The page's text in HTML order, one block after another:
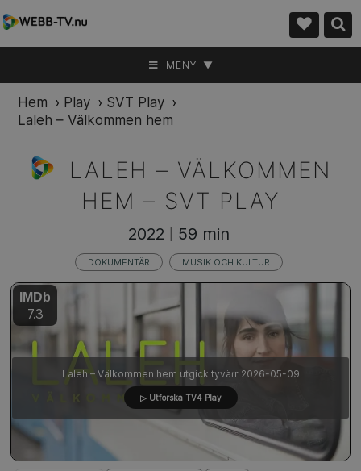
MENY ▼
Hem › Play › SVT Play ›
Laleh – Välkommen hem
LALEH – VÄLKOMMEN
HEM – SVT PLAY
Laleh – Välkommen hem utgick tyvärr 2026-05-09
▷ Utforska TV4 Play
2022 59 min
DOKUMENTÄR MUSIK OCH KULTUR
IMDb
7.3